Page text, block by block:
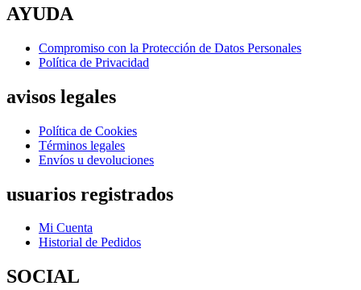
AYUDA
Compromiso con la Protección de Datos Personales
Política de Privacidad
avisos legales
Política de Cookies
Términos legales
Envíos u devoluciones
usuarios registrados
Mi Cuenta
Historial de Pedidos
SOCIAL